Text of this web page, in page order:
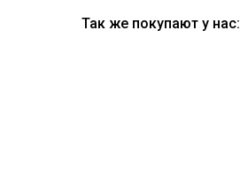
Так же покупают у нас: